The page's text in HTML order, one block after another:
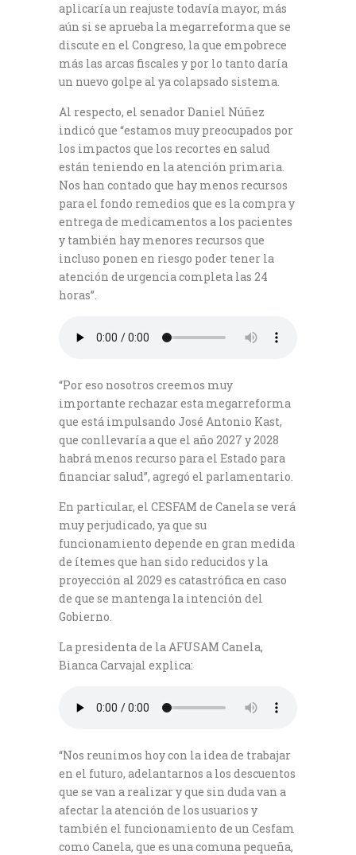
aplicaría un reajuste todavía mayor, más
aún si se aprueba la megarreforma que se
discute en el Congreso, la que empobrece
más las arcas fiscales y por lo tanto daría
un nuevo golpe al ya colapsado sistema.
Al respecto, el senador Daniel Núñez
indicó que “estamos muy preocupados por
los impactos que los recortes en salud
están teniendo en la atención primaria.
Nos han contado que hay menos recursos
para el fondo remedios que es la compra y
entrega de medicamentos a los pacientes
y también hay menores recursos que
incluso ponen en riesgo poder tener la
atención de urgencia completa las 24
horas”.
“Por eso nosotros creemos muy
importante rechazar esta megarreforma
que está impulsando José Antonio Kast,
que conllevaría a que el año 2027 y 2028
habrá menos recurso para el Estado para
financiar salud”, agregó el parlamentario.
En particular, el CESFAM de Canela se verá
muy perjudicado, ya que su
funcionamiento depende en gran medida
de ítemes que han sido reducidos y la
proyección al 2029 es catastrófica en caso
de que se mantenga la intención del
Gobierno.
La presidenta de la AFUSAM Canela,
Bianca Carvajal explica:
“Nos reunimos hoy con la idea de trabajar
en el futuro, adelantarnos a los descuentos
que se van a realizar y que sin duda van a
afectar la atención de los usuarios y
también el funcionamiento de un Cesfam
como Canela, que es una comuna pequeña,